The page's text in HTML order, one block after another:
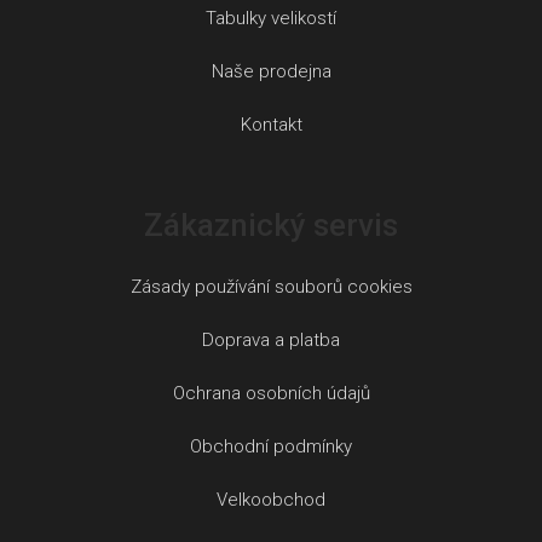
Tabulky velikostí
Naše prodejna
Kontakt
Zásady používání souborů cookies
Doprava a platba
Ochrana osobních údajů
Obchodní podmínky
Velkoobchod